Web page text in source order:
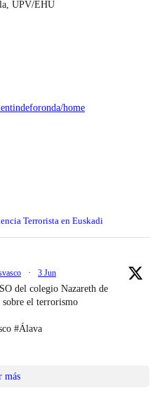
UPV/EHU
home
Terrorista en Euskadi
· 3 Jun
del colegio Nazareth de
el terrorismo
#Álava
más